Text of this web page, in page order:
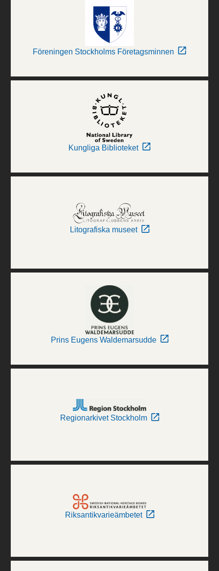
Föreningen Stockholms Företagsminnen
Kungliga Biblioteket
Litografiska museet
Prins Eugens Waldemarsudde
Regionarkivet Stockholm
Riksantikvarieämbetet